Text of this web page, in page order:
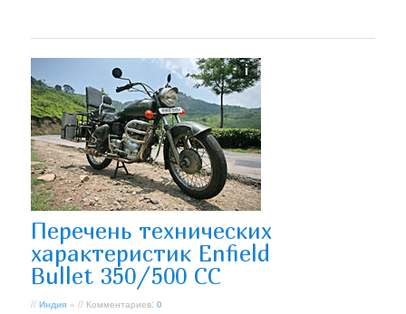
Перечень технических
характеристик Enfield
Bullet 350/500 CC
//Индия » // Комментариев:0